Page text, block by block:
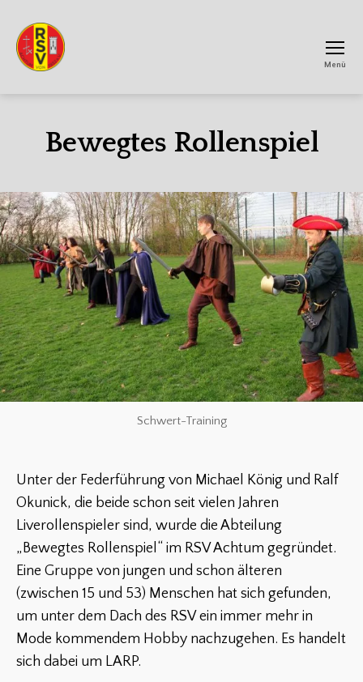
Menü
Bewegtes Rollenspiel
Schwert-Training
Unter der Federführung von Michael König und Ralf
Okunick, die beide schon seit vielen Jahren
Liverollenspieler sind, wurde die Abteilung
„Bewegtes Rollenspiel“ im RSV Achtum gegründet.
Eine Gruppe von jungen und schon älteren
(zwischen 15 und 53) Menschen hat sich gefunden,
um unter dem Dach des RSV ein immer mehr in
Mode kommendem Hobby nachzugehen. Es handelt
sich dabei um LARP.